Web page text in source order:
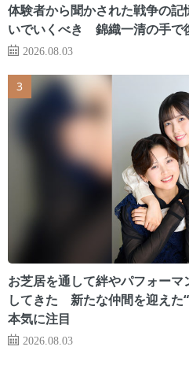
体験者から聞かされた戦争の
いでいくべき 錦織一清の手で
2026.08.03
お芝居を通して絆やパフォー
してきた 新たな仲間を迎えた
本気に注目
2026.08.03